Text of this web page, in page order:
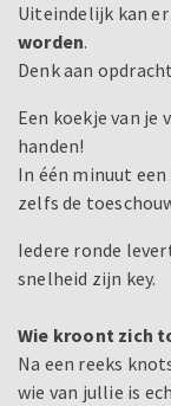
Uiteindelijk kan
worden.
Denk aan
Een koekje van je
handen!
In één minuut
zelfs de
Iedere ronde
snelheid zijn key.
Wie kroont zich
Na een reeks
wie van jullie is